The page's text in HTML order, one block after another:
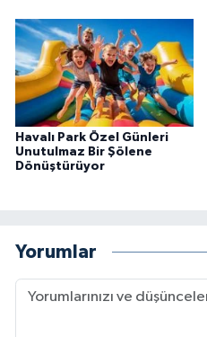
Havalı Park Özel Günleri
Unutulmaz Bir Şölene
Dönüştürüyor
Yorumlar